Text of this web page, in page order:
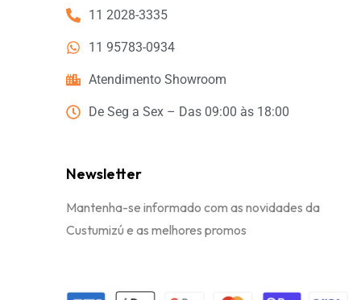
11 2028-3335
11 95783-0934
Atendimento Showroom
De Seg a Sex – Das 09:00 às 18:00
Newsletter
Mantenha-se informado com as novidades da
Custumizú e as melhores promos